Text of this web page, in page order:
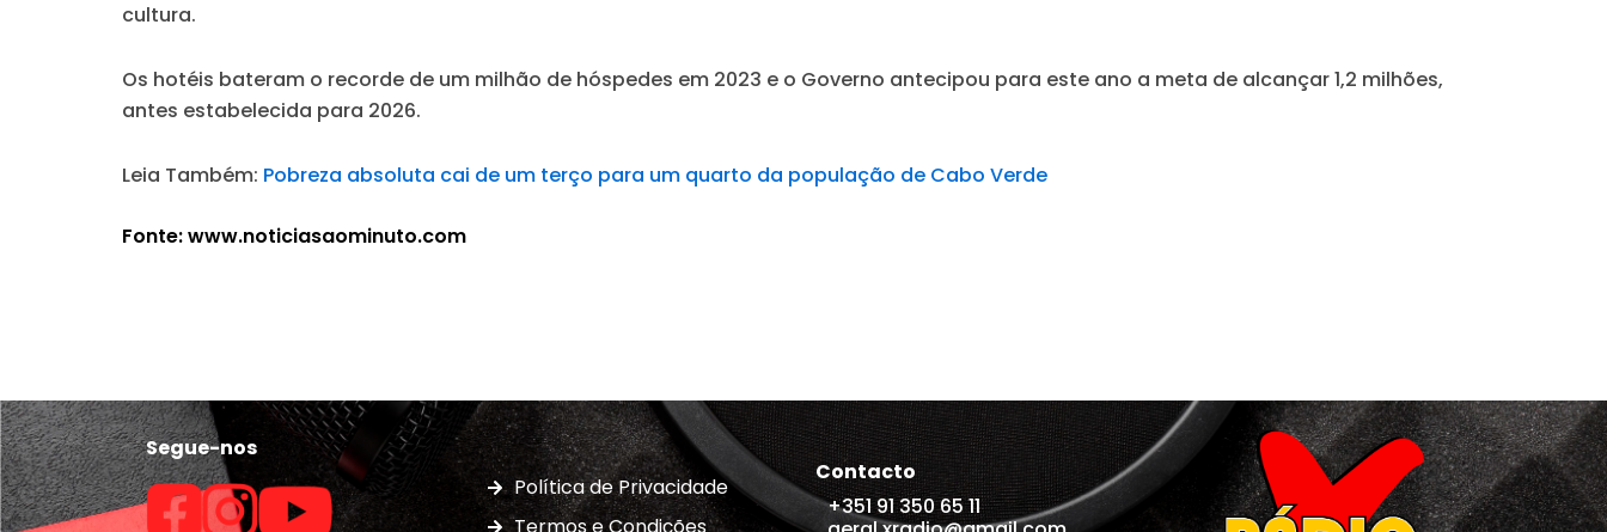
cultura.
Os hotéis bateram o recorde de um milhão de hóspedes em 2023 e o Governo antecipou para este ano a meta de alcançar 1,2 milhões,
antes estabelecida para 2026.
Leia Também: Pobreza absoluta cai de um terço para um quarto da população de Cabo Verde
Fonte: www.noticiasaominuto.com
Segue-nos
Política de Privacidade
Contacto
+351 91 350 65 11